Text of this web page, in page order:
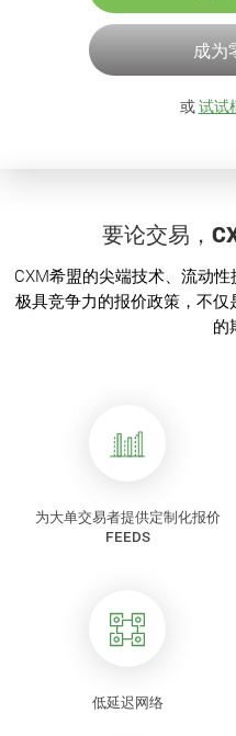
成为
或试试
要论交易，
CXM希盟的尖端技术、流动
极具竞争力的报价政策，不
的
为大单交易者提供定制化报价
FEEDS
低延迟网络